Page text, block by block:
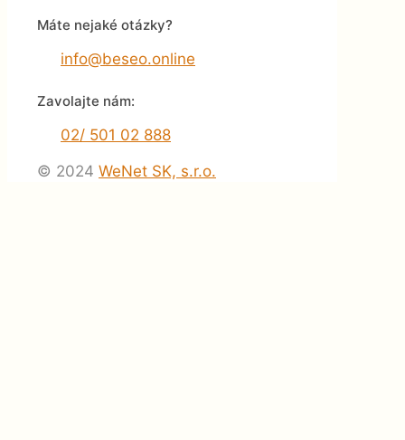
Máte nejaké otázky?
info@beseo.online
Zavolajte nám:
02/ 501 02 888
© 2024 WeNet SK, s.r.o.